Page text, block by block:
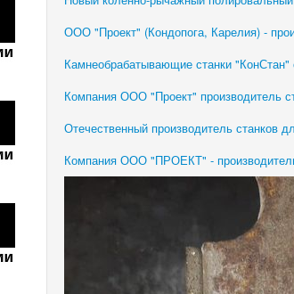
ООО "Проект" (Кондопога, Карелия) -
Камнеобрабатывающие станки
Компания ООО "Проект" производитель
Отечественный производитель станков
Компания ООО "ПРОЕКТ" -